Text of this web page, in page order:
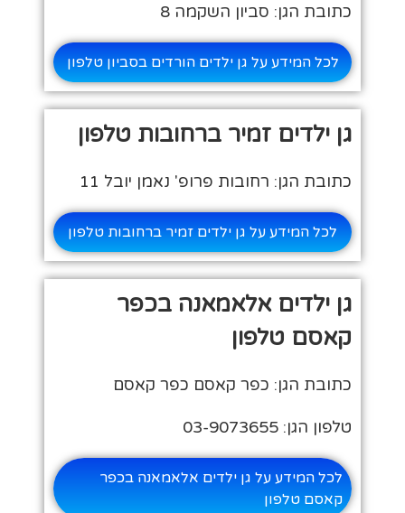
כתובת הגן: סביון השקמה 8
לכל המידע על גן ילדים הורדים בסביון טלפון
גן ילדים זמיר ברחובות טלפון
כתובת הגן: רחובות פרופ' נאמן יובל 11
לכל המידע על גן ילדים זמיר ברחובות טלפון
גן ילדים אלאמאנה בכפר
קאסם טלפון
כתובת הגן: כפר קאסם כפר קאסם
טלפון הגן: 03-9073655
לכל המידע על גן ילדים אלאמאנה בכפר
קאסם טלפון